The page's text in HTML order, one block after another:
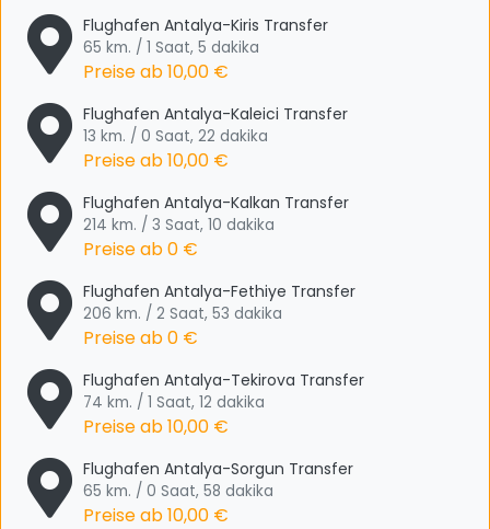
Flughafen Antalya-Kiris Transfer
65 km. / 1 Saat, 5 dakika
Preise ab10,00 €
Flughafen Antalya-Kaleici Transfer
13 km. / 0 Saat, 22 dakika
Preise ab10,00 €
Flughafen Antalya-Kalkan Transfer
214 km. / 3 Saat, 10 dakika
Preise ab0 €
Flughafen Antalya-Fethiye Transfer
206 km. / 2 Saat, 53 dakika
Preise ab0 €
Flughafen Antalya-Tekirova Transfer
74 km. / 1 Saat, 12 dakika
Preise ab10,00 €
Flughafen Antalya-Sorgun Transfer
65 km. / 0 Saat, 58 dakika
Preise ab10,00 €